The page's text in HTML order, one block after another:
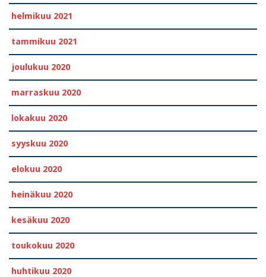
helmikuu 2021
tammikuu 2021
joulukuu 2020
marraskuu 2020
lokakuu 2020
syyskuu 2020
elokuu 2020
heinäkuu 2020
kesäkuu 2020
toukokuu 2020
huhtikuu 2020